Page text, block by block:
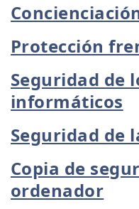
Protección
Seguridad de
informáticos
Seguridad de
Copia de
ordenador